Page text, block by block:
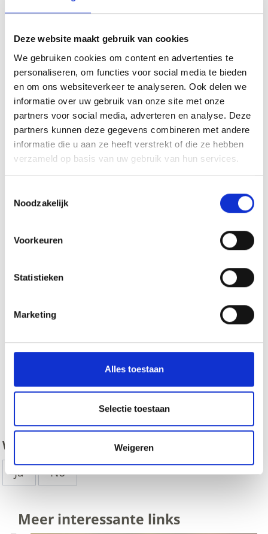
Deze website maakt gebruik van cookies
We gebruiken cookies om content en advertenties te
personaliseren, om functies voor social media te bieden
en om ons websiteverkeer te analyseren. Ook delen we
informatie over uw gebruik van onze site met onze
partners voor social media, adverteren en analyse. Deze
partners kunnen deze gegevens combineren met andere
informatie die u aan ze heeft verstrekt of die ze hebben
verzameld op basis van uw gebruik van hun services.
Noodzakelijk
Voorkeuren
Statistieken
Marketing
Alles toestaan
Selectie toestaan
Weigeren
Ligging
Impressies
WAS DE INHOUD NUTTIG VOOR U?
Ja
No
Meer interessante links